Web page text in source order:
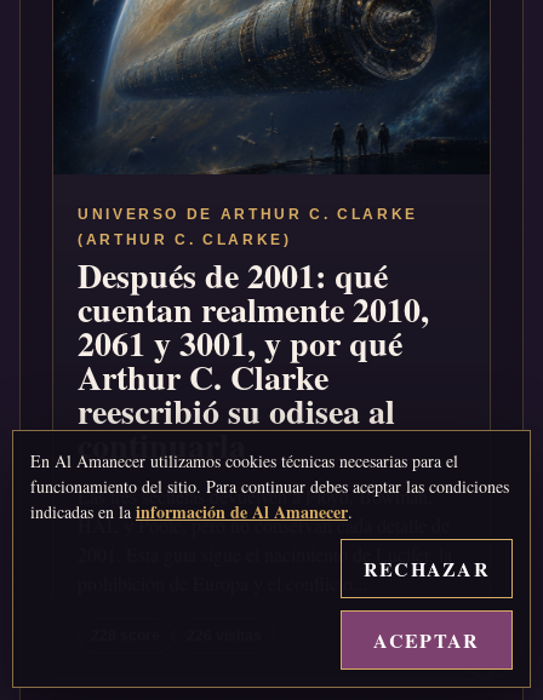
UNIVERSO DE ARTHUR C. CLARKE
(ARTHUR C. CLARKE)
Después de 2001: qué
cuentan realmente 2010,
2061 y 3001, y por qué
Arthur C. Clarke
reescribió su odisea al
continuarla
Las tres secuelas devuelven a Floyd, Bowman,
HAL y Poole, pero no conservan cada detalle de
prohibición de Europa y el conflicto...
En Al Amanecer utilizamos cookies técnicas necesarias para el
funcionamiento del sitio. Para continuar debes aceptar las condiciones
indicadas en la información de Al Amanecer.
RECHAZAR
ACEPTAR